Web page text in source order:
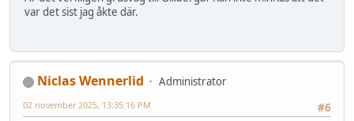
var det sist jag åkte där.
Niclas Wennerlid
Administrator
#6
02 november 2025, 13:35:16 PM